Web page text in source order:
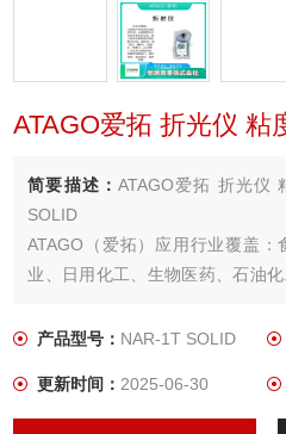
ATAGO爱拓 折光仪 粘
简要描述： ATAGO爱拓 折光仪
SOLID
ATAGO（爱拓）应用行业覆盖
业、日用化工、生物医药、石油
等多种领域
产品型号： NAR-1T SOLID
更新时间：2025-06-30